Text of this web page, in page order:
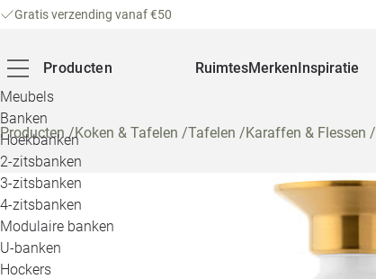
Gratis verzending vanaf €50
Producten
Meubels
Banken
Hoekbanken
2-zitsbanken
3-zitsbanken
4-zitsbanken
Modulaire banken
U-banken
Hockers
RuimtesMerkenInspiratie
Producten/Koken & Tafelen /Tafelen /Karaffen & Flessen /